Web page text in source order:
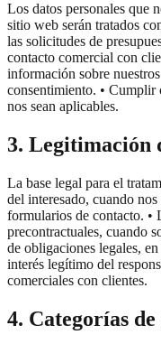
Los datos personales que
sitio web serán tratados
las solicitudes de
contacto comercial con
información sobre
consentimiento. • Cumplir
nos sean aplicables.
3. Legitimación
La base legal para el
del interesado, cuando
formularios de contacto. •
precontractuales, cuando
de obligaciones legales,
interés legítimo del
comerciales con clientes.
4. Categorías de